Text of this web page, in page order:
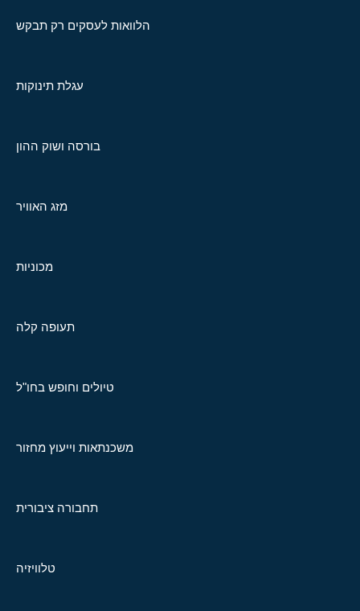
הלוואות לעסקים רק תבקש
עגלת תינוקות
בורסה ושוק ההון
מזג האוויר
מכוניות
תעופה קלה
טיולים וחופש בחו"ל
משכנתאות וייעוץ מחזור
תחבורה ציבורית
טלוויזיה